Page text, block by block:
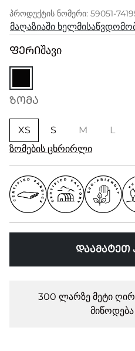
პროდუქტის ნომერი: 59051-
მაღაზიაში
ᲤᲔᲠᲘშავი
ᲖᲝᲛᲐ
XS S M L
ზომების ცხრირლი
ᲓᲐᲐᲛᲐᲢᲔᲗ
300 ლარზე მეტი